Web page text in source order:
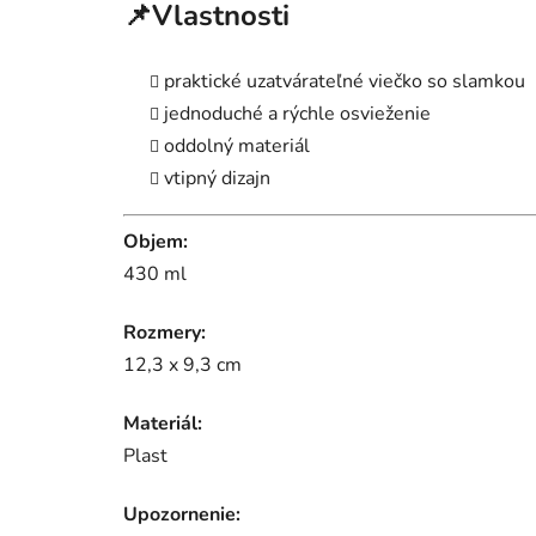
📌Vlastnosti
praktické uzatvárateľné viečko so slamkou
jednoduché a rýchle osvieženie
oddolný materiál
vtipný dizajn
Objem:
430 ml
Rozmery:
12,3 x 9,3 cm
Materiál:
Plast
Upozornenie: